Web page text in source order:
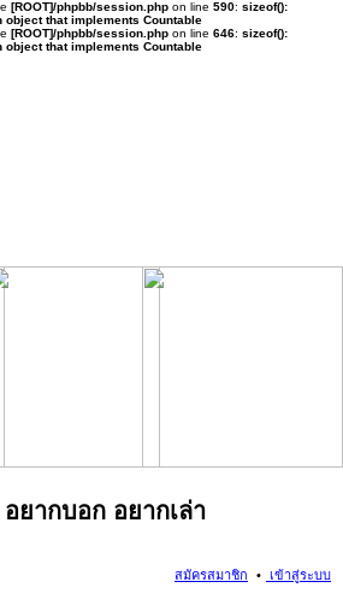
[ROOT]/phpbb/session.php on line 590: sizeof():
that implements Countable
[ROOT]/phpbb/session.php on line 646: sizeof():
that implements Countable
ยากบอก อยากเล่า
เข้าสู่ระบบ
สมัครสมาชิก